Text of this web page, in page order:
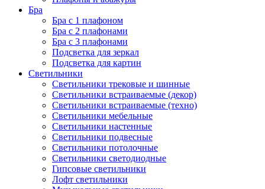
Бра
Бра с 1 плафоном
Бра с 2 плафонами
Бра с 3 плафонами
Подсветка для зеркал
Подсветка для картин
Светильники
Светильники трековые и шинные
Светильники встраиваемые (декор)
Светильники встраиваемые (техно)
Светильники мебельные
Светильники настенные
Светильники подвесные
Светильники потолочные
Светильники светодиодные
Гипсовые светильники
Лофт светильники